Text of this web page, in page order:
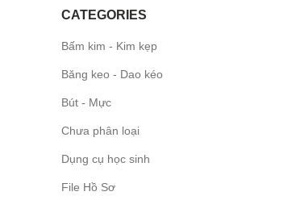
CATEGORIES
Bấm kim - Kim kẹp
Băng keo - Dao kéo
Bút - Mực
Chưa phân loại
Dụng cụ học sinh
File Hồ Sơ